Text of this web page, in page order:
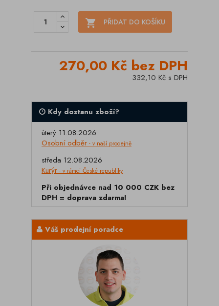
 PŘIDAT DO KOŠÍKU
270,00 Kč bez DPH
332,10 Kč s DPH
Kdy dostanu zboží?
úterý 11.08.2026
Osobní odběr - v naší prodejně
středa 12.08.2026
Kurýr - v rámci České republiky
Při objednávce nad 10 000 CZK bez
DPH = doprava zdarma!
Váš prodejní poradce